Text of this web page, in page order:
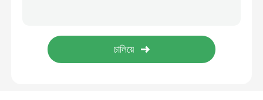
স্বয়ংক্রিয় দুধ Frother